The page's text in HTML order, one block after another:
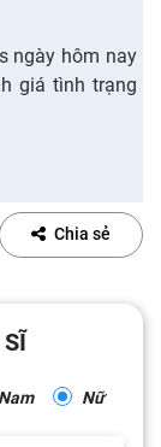
ngày hôm nay
giá tình trạng
Chia sẻ
Nam Nữ